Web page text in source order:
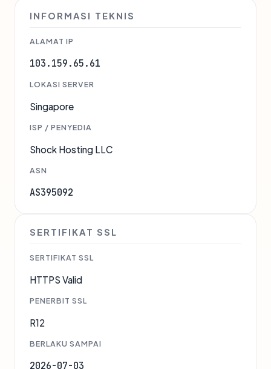
INFORMASI TEKNIS
ALAMAT IP
103.159.65.61
LOKASI SERVER
Singapore
ISP / PENYEDIA
Shock Hosting LLC
ASN
AS395092
SERTIFIKAT SSL
SERTIFIKAT SSL
HTTPS Valid
PENERBIT SSL
R12
BERLAKU SAMPAI
2026-07-03